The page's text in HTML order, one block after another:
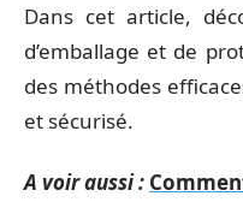
Dans cet article,
d’emballage et de
des méthodes
et sécurisé.
A voir aussi :